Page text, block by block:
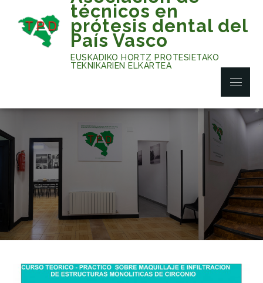
content
técnicos en
prótesis dental del
País Vasco
EUSKADIKO HORTZ PROTESIETAKO
TEKNIKARIEN ELKARTEA
Menu